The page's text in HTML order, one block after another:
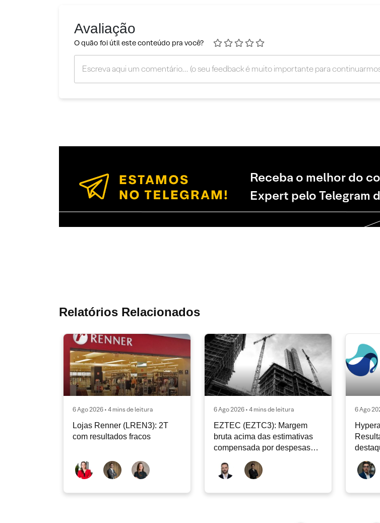
Avaliação
O quão foi útil este conteúdo pra você?
Receba o melhor do
Expert pelo Telegram
Relatórios Relacionados
6 Ago 2026 • 4 mins de leitura
Lojas Renner (LREN3): 2T
com resultados fracos
6 Ago 2026 • 4 mins de leitura
EZTEC (EZTC3): Margem
bruta acima das estimativas
compensada por despesas
operacionais mais fracas
6 Ago
caixa